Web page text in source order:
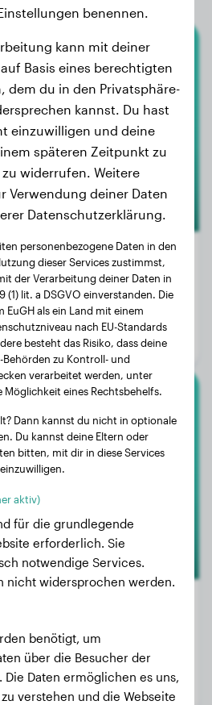
Collie
Mila
Keine Daten
2 Jahre, 5 Monate
Hündinn
Ollie
3 Jahre, 5 Monate
Rüde
benennen.
kann mit deiner
Basis eines berechtigten
dem du in den Privatsphäre-
kannst. Du hast
einzuwilligen und deine
späteren Zeitpunkt zu
widerrufen. Weitere
Verwendung deiner Daten
Datenschutzerklärung.
personenbezogene Daten in den
dieser Services zustimmst,
der Verarbeitung deiner Daten in
(1) lit. a DSGVO einverstanden. Die
EuGH als ein Land mit einem
nach EU-Standards
besteht das Risiko, dass deine
Behörden zu Kontroll- und
verarbeitet werden, unter
Möglichkeit eines Rechtsbehelfs.
Dann kannst du nicht in optionale
Du kannst deine Eltern oder
bitten, mit dir in diese Services
einzuwilligen.
aktiv)
für die grundlegende
erforderlich. Sie
notwendige Services.
nicht widersprochen werden.
benötigt, um
über die Besucher der
Die Daten ermöglichen es uns,
verstehen und die Webseite